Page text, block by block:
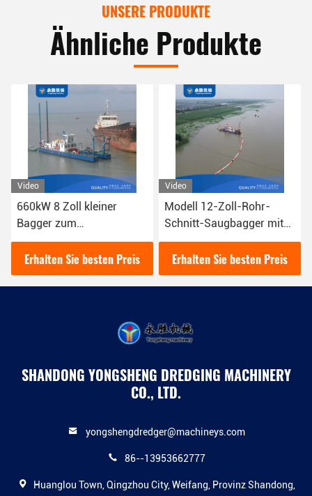
UNSERE PRODUKTE
Ähnliche Produkte
Video
Modell 12-Zoll-Rohr-
Schnitt-Saugbagger mit
einer Leistung von 200
Kubikmetern pro Stunde
Erhalten Sie besten Preis
Video
Versatile Csd-Dredger für
verschiedene Dredging-
Anwendungen
Seitenplattenstärke 6 mm
Erhalten Sie besten Preis
SHANDONG YONGSHENG DREDGING MACHINERY
CO., LTD.
yongshengdredger@machineys.com
86--13953662777
Huanglou Town, Qingzhou City, Weifang, Provinz Shandong,